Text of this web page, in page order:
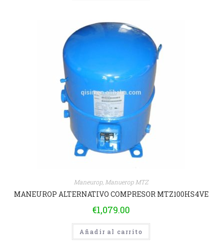
Maneurop, Manuerop MTZ
MANEUROP ALTERNATIVO COMPRESOR MTZ100HS4VE
€1,079.00
Añadir al carrito